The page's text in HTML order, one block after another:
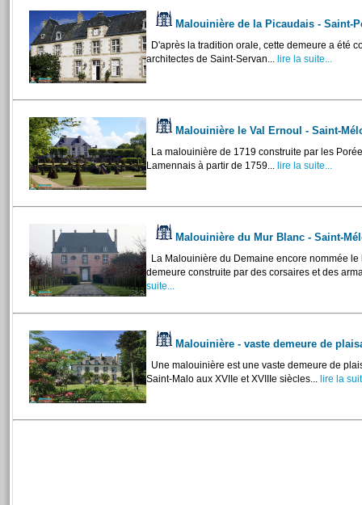
Malouinière de la Picaudais - Saint-
D'après la tradition orale, cette demeure a été
architectes de Saint-Servan... lire la suite...
Malouinière le Val Ernoul - Saint-
La malouinière de 1719 construite par les
Lamennais à partir de 1759... lire la suite...
Malouinière du Mur Blanc - Saint-
La Malouinière du Demaine encore nommée
demeure construite par des corsaires et des
suite...
Malouinière - vaste demeure de
Une malouinière est une vaste demeure de
Saint-Malo aux XVIIe et XVIIIe siècles... lire la